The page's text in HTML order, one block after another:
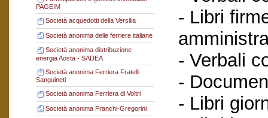
PAGEIM
Società acquedotti della Versilia
Società anonima delle ferriere italiane
Società anonima distribuzione
energia Aosta - SADEA
Società anonima Ferriera Fratelli
Sanguineti
Società anonima Ferriera di Voltri
Società anonima Franchi-Gregorini
- Libri
- Verbali
-
- Libri